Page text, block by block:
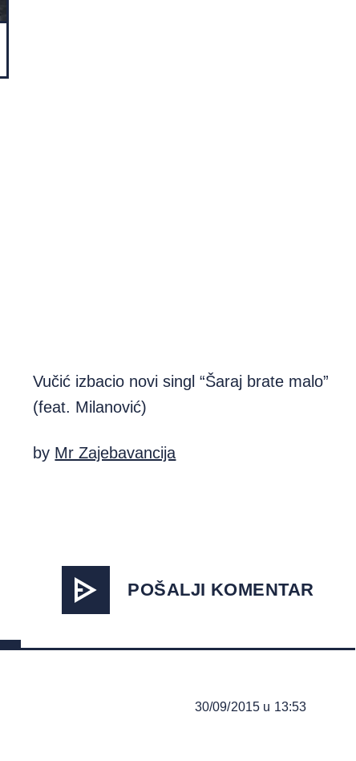
Vučić izbacio novi singl “Šaraj brate malo”
(feat. Milanović)
by Mr Zajebavancija
POŠALJI KOMENTAR
30/09/2015 u 13:53